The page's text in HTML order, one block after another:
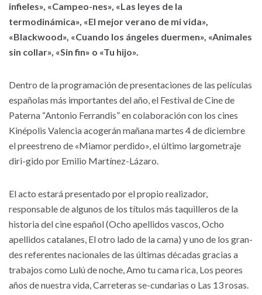
infieles», «Campeo-nes», «Las leyes de la
termodinámica», «El mejor verano de mi vida»,
«Blackwood», «Cuando los ángeles duermen», «Animales
sin collar», «Sin fin» o «Tu hijo».
Dentro de la programación de presentaciones de las películas
españolas más importantes del año, el Festival de Cine de
Paterna “Antonio Ferrandis” en colaboración con los cines
Kinépolis Valencia acogerán mañana martes 4 de diciembre
el preestreno de «Miamor perdido», el último largometraje
diri-gido por Emilio Martínez-Lázaro.
El acto estará presentado por el propio realizador,
responsable de algunos de los títulos más taquilleros de la
historia del cine español (Ocho apellidos vascos, Ocho
apellidos catalanes, El otro lado de la cama) y uno de los gran-
des referentes nacionales de las últimas décadas gracias a
trabajos como Lulú de noche, Amo tu cama rica, Los peores
años de nuestra vida, Carreteras se-cundarias o Las 13 rosas.